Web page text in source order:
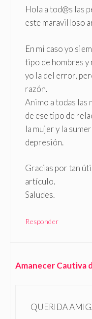
Hola a tod@s las
este maravilloso
En mi caso yo
tipo de hombres y
yo la del error,
razón.
Animo a todas las
de ese tipo de
la mujer y la
depresión.
Gracias por tan
artículo.
Saludes.
Responder
Amanecer Cautiva
QUERIDA